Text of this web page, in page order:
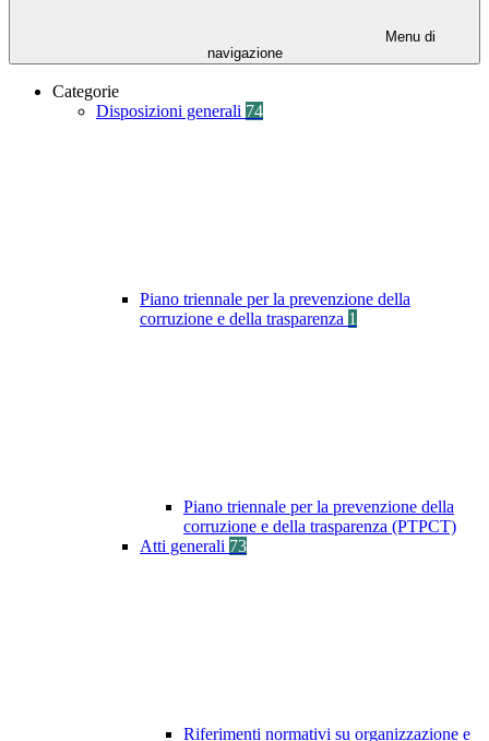
Menu di
navigazione
Categorie
Disposizioni generali 74
Piano triennale per la prevenzione della
corruzione e della trasparenza 1
Piano triennale per la prevenzione della
corruzione e della trasparenza (PTPCT)
Atti generali 73
Riferimenti normativi su organizzazione e